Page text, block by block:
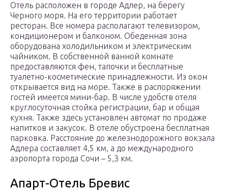
Отель расположен в городе Адлер, на берегу
Черного моря. На его территории работает
ресторан. Все номера располагают телевизором,
кондиционером и балконом. Обеденная зона
оборудована холодильником и электрическим
чайником. В собственной ванной комнате
предоставляются фен, тапочки и бесплатные
туалетно-косметические принадлежности. Из окон
открывается вид на море. Также в распоряжении
гостей имеется мини-бар. В числе удобств отеля
круглосуточная стойка регистрации, бар и общая
кухня. Также здесь установлен автомат по продаже
напитков и закусок. В отеле обустроена бесплатная
парковка. Расстояние до железнодорожного вокзала
Адлера составляет 4,5 км, а до международного
аэропорта города Сочи – 5,3 км.
Апарт-Отель Бревис